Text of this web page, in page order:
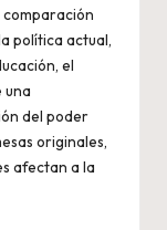
política actual,
el
una
del poder
originales,
afectan a la